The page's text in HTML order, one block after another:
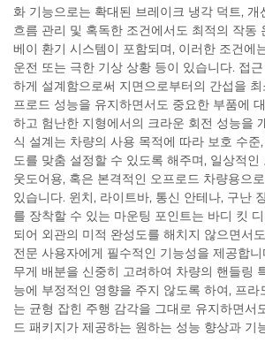
화 기능으로는 확대된 브레이크 냉각 덕트, 개
흐름 관리 및 혹독한 조건에서도 최적의 작동
베이 환기 시스템이 포함되며, 이러한 조건에
운전 또는 극한 기상 상황 등이 있습니다. 접
하게 설계함으로써 지면으로부터의 간섭을
프로드 성능을 유지하면서도 중요한 부품에
하고 험난한 지형에서의 크라운 회전 성능을
식 설계는 차량의 사용 목적에 따라 보호 수준
도를 맞춤 설정할 수 있도록 해주며, 일상적인
웃도어용, 혹은 본격적인 오프로드 차량용으
있습니다. 윈치, 라이트바, 통신 안테나, 구난
를 장착할 수 있는 마운팅 포인트는 바디 킷
되어 외관의 미적 완성도를 해치지 않으면서
전문 사용자에게 필수적인 기능성을 제공합
무게 배분을 신중히 고려하여 차량의 핸들링
능에 부정적인 영향을 주지 않도록 하여, 프
는 균형 잡힌 주행 감각을 그대로 유지하면서
드 패키지가 제공하는 원하는 성능 향상과 기